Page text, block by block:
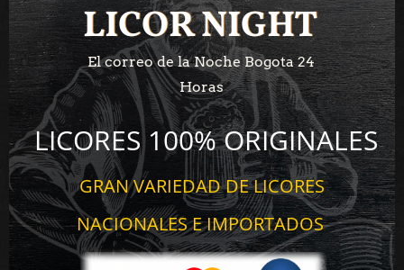
LICOR NIGHT
LICOR NIGHT
El correo de la Noche Bogota 24
Horas
LICORES 100% ORIGINALES
GRAN VARIEDAD DE LICORES
NACIONALES E IMPORTADOS